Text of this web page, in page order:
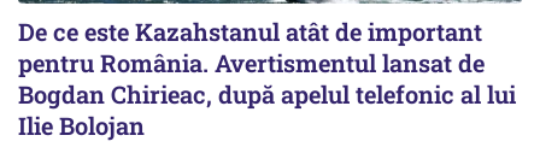
De ce este Kazahstanul atât de important
pentru România. Avertismentul lansat de
Bogdan Chirieac, după apelul telefonic al lui
Ilie Bolojan